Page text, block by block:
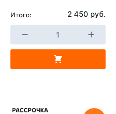
Итого: 2 450 руб.